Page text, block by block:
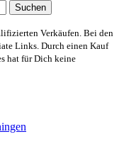
Verkäufen. Bei den
Links. Durch einen Kauf
hat für Dich keine